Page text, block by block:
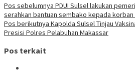
Pos sebelumnya PDUI Sulsel lakukan
serahkan bantuan sembako kepada
Pos berikutnya Kapolda Sulsel Tinjau
Presisi Polres Pelabuhan Makassar
Pos terkait